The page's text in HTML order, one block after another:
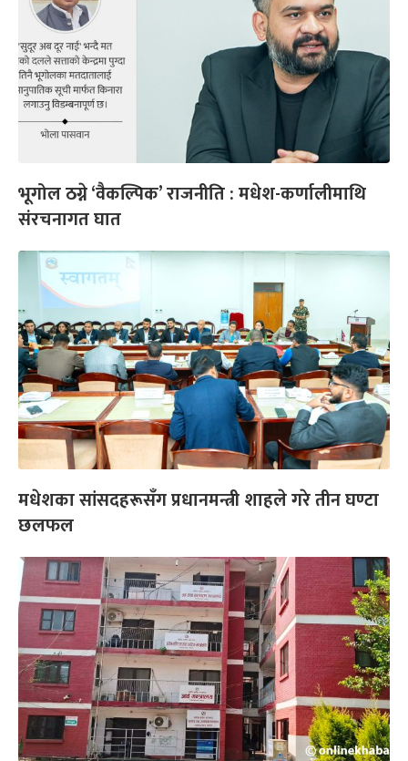
भूगोल ठग्ने ‘वैकल्पिक’ राजनीति : मधेश-कर्णालीमाथि
संरचनागत घात
मधेशका सांसदहरूसँग प्रधानमन्त्री शाहले गरे तीन घण्टा
छलफल